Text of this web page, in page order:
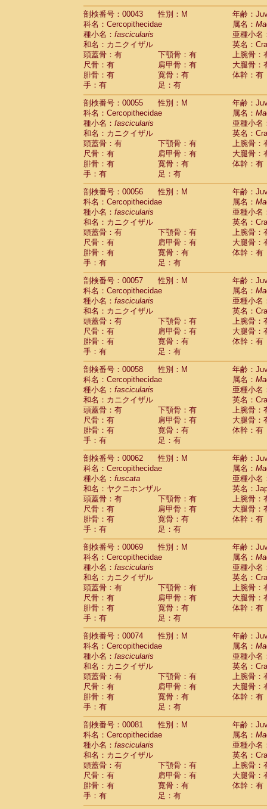
CercopithecidaeLophocebus
Cercopithecidae
(0)
Cercopithecidae Papio cynocephalus
Cercopithecidae Papio hamadryas(0)
CercopithecidaePapio papio
CercopithecidaePapio
CercopithecidaeMandrillus
CercopithecidaeMandrillus sphinx
CercopithecidaeTheropithecus
CercopithecidaeMacaca arctoides(1)
Cercopithecidae Macaca assamensis
Cercopithecidae
Macaca
CercopithecidaeMacaca cyclopis (6)
CercopithecidaeMacaca fascicularis
CercopithecidaeMacaca fuscaca
CercopithecidaeMacaca fuscata
CercopithecidaeMacaca fuscata
CercopithecidaeMacaca maura(1)
Cercopithecidae Macaca mulatta(45)
Cercopithecidae Macaca nemestrina(3)
Cercopithecidae Macaca nigra(1)
CercopithecidaeMacaca radiata(8)
CercopithecidaeMacaca silenus(1)
CercopithecidaeMacaca sinica (0)
CercopithecidaeMacaca sylvanus
CercopithecidaeMacaca thibetana (0)
Cercopithecidae Macaca tonkeana (0)
Cercopithecidae hybrid(1)
Cercopithecidae (0)
CercopithecidaeAllenopithecus
CercopithecidaeCercopithecus
CercopithecidaeCercopithecus
CercopithecidaeCercopithecus
CercopithecidaeCercopithecus diana
CercopithecidaeCercopithecus
Cercopithecidae
Cercopithecus
Cercopithecidae
Cercopithecus mitis
CercopithecidaeCercopithecus mitis
CercopithecidaeCercopithecus mitis
CercopithecidaeCercopithecus mona
CercopithecidaeCercopithecus
CercopithecidaeCercopithecus
CercopithecidaeCercopithecus
Cercopithecidae
Cercopithecusspp.(0)
Cercopithecidae
Chlorocebus
CercopithecidaeChlorocebus
CercopithecidaeErythrocebus patas
CercopithecidaeMiopithecus talapoin
CercopithecidaeCercopithecinae spp.
CercopithecidaeColobus angolensis
CercopithecidaeColobus guereza (0)
Cercopithecidae Colobus polykomos
Cercopithecidae Piliocolobus badius
Cercopithecidae Kasi senex vetulus(0)
CercopithecidaeKasi senex
CercopithecidaeNasalis larvatus(0)
CercopithecidaePresbytes
CercopithecidaePygathrix nemaeus
CercopithecidaeSemnopithecus
Cercopithecidae
Trachypithecus
Cercopithecidae
Trachypithecus
Cercopithecidae
Trachypithecus
CercopithecidaeTrachypithecus
CercopithecidaeColobinae spp.(0)
CercopithecidaePresbytesinaespp.(0)
CercopithecidaeCercopithecidae
HylobatidaeHoolock hoolock(0)
HylobatidaeHylobates agilis
HylobatidaeHylobates klossii (0)
Hylobatidae
HylobatidaeHylobates moloch(0)
Hylobatidae Hylobates muelleri(0)
HylobatidaeHylobates pileatus(2)
Hylobatidae Hylobates
HylobatidaeHylobateshybrid(0)
剖検番号：00043
性別：M
年齢：
科名：Cercopithecidae
属名：
種小名： fascicularis
亜種小名
和名：カニクイザル
英名：
頭蓋骨：有
下顎骨：有
上腕骨：
尺骨：有
肩甲骨：有
大腿骨：
腓骨：有
寛骨：有
体幹：有
手：有
足：有
剖検番号：00055
性別：M
年齢：
科名：Cercopithecidae
属名：
種小名： fascicularis
亜種小名
和名：カニクイザル
英名：
頭蓋骨：有
下顎骨：有
上腕骨：
尺骨：有
肩甲骨：有
大腿骨：
腓骨：有
寛骨：有
体幹：有
手：有
足：有
剖検番号：00056
性別：M
年齢：
科名：Cercopithecidae
属名：
種小名： fascicularis
亜種小名
和名：カニクイザル
英名：
頭蓋骨：有
下顎骨：有
上腕骨：
尺骨：有
肩甲骨：有
大腿骨：
腓骨：有
寛骨：有
体幹：有
手：有
足：有
剖検番号：00057
性別：M
年齢：
科名：Cercopithecidae
属名：
種小名： fascicularis
亜種小名
和名：カニクイザル
英名：
頭蓋骨：有
下顎骨：有
上腕骨：
尺骨：有
肩甲骨：有
大腿骨：
腓骨：有
寛骨：有
体幹：有
手：有
足：有
剖検番号：00058
性別：M
年齢：
科名：Cercopithecidae
属名：
種小名： fascicularis
亜種小名
和名：カニクイザル
英名：
頭蓋骨：有
下顎骨：有
上腕骨：
尺骨：有
肩甲骨：有
大腿骨：
腓骨：有
寛骨：有
体幹：有
手：有
足：有
剖検番号：00062
性別：M
年齢：
科名：Cercopithecidae
属名：
種小名： fuscata
亜種小名
和名：ヤクニホンザル
英名：
頭蓋骨：有
下顎骨：有
上腕骨：
尺骨：有
肩甲骨：有
大腿骨：
腓骨：有
寛骨：有
体幹：有
手：有
足：有
剖検番号：00069
性別：M
年齢：
科名：Cercopithecidae
属名：
種小名： fascicularis
亜種小名
和名：カニクイザル
英名：
頭蓋骨：有
下顎骨：有
上腕骨：
尺骨：有
肩甲骨：有
大腿骨：
腓骨：有
寛骨：有
体幹：有
手：有
足：有
剖検番号：00074
性別：M
年齢：
科名：Cercopithecidae
属名：
種小名： fascicularis
亜種小名
和名：カニクイザル
英名：
頭蓋骨：有
下顎骨：有
上腕骨：
尺骨：有
肩甲骨：有
大腿骨：
腓骨：有
寛骨：有
体幹：有
手：有
足：有
剖検番号：00081
性別：M
年齢：
科名：Cercopithecidae
属名：
種小名： fascicularis
亜種小名
和名：カニクイザル
英名：
頭蓋骨：有
下顎骨：有
上腕骨：
尺骨：有
肩甲骨：有
大腿骨：
腓骨：有
寛骨：有
体幹：有
手：有
足：有